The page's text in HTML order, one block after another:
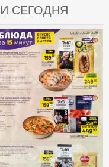
СЕГОДНЯ